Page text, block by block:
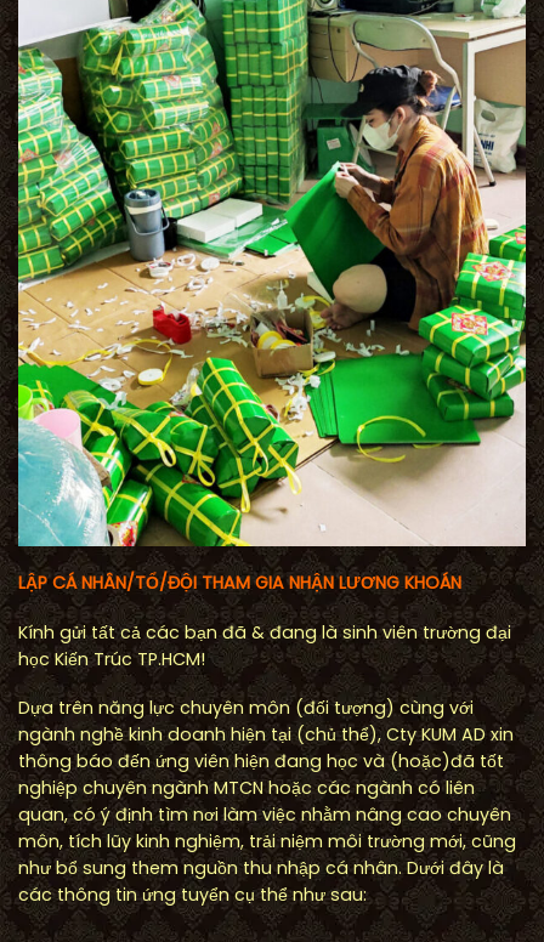
LẬP CÁ NHÂN/TỔ/ĐỘI THAM GIA NHẬN LƯƠNG KHOÁN
Kính gửi tất cả các bạn đã & đang là sinh viên trường đại
học Kiến Trúc TP.HCM!
Dựa trên năng lực chuyên môn (đối tượng) cùng với
ngành nghề kinh doanh hiện tại (chủ thể), Cty KUM AD xin
thông báo đến ứng viên hiện đang học và (hoặc)đã tốt
nghiệp chuyên ngành MTCN hoặc các ngành có liên
quan, có ý định tìm nơi làm việc nhằm nâng cao chuyên
môn, tích lũy kinh nghiệm, trải niệm môi trường mới, cũng
như bổ sung them nguồn thu nhập cá nhân. Dưới đây là
các thông tin ứng tuyển cụ thể như sau: